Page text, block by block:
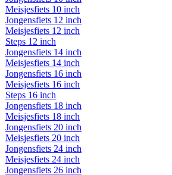
Meisjesfiets 10 inch
Jongensfiets 12 inch
Meisjesfiets 12 inch
Steps 12 inch
Jongensfiets 14 inch
Meisjesfiets 14 inch
Jongensfiets 16 inch
Meisjesfiets 16 inch
Steps 16 inch
Jongensfiets 18 inch
Meisjesfiets 18 inch
Jongensfiets 20 inch
Meisjesfiets 20 inch
Jongensfiets 24 inch
Meisjesfiets 24 inch
Jongensfiets 26 inch